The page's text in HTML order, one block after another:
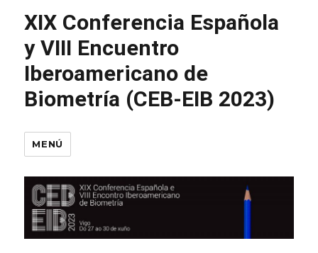
XIX Conferencia Española
y VIII Encuentro
Iberoamericano de
Biometría (CEB-EIB 2023)
MENÚ